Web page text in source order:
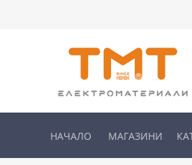
НАЧАЛО МАГАЗИНИ